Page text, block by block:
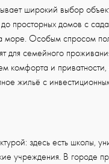
широкий выбор
просторных домов с
Особым спросом
для семейного
комфорта и
жильё с
здесь есть школы,
учреждения. В городе